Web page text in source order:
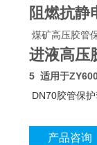
阻燃抗
煤矿高压胶管
进液高压
5 适用于
DN70胶管保
产品咨询